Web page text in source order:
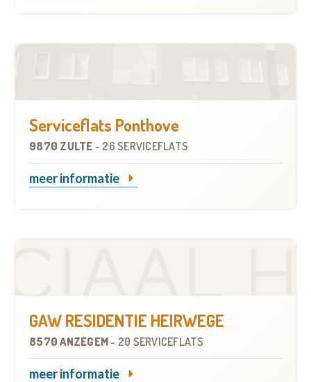
Serviceflats Ponthove
9870 ZULTE - 26 SERVICEFLATS
meer informatie
GAW RESIDENTIE HEIRWEGE
8570 ANZEGEM - 20 SERVICEFLATS
meer informatie